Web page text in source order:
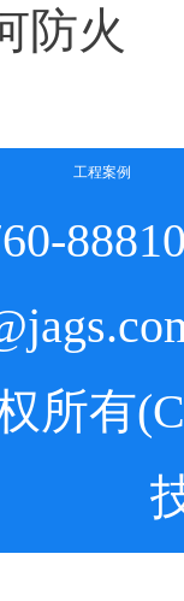
防火
工程案例
所有